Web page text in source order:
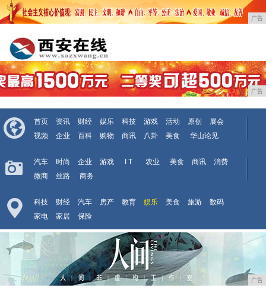
广告
广告
首页 资讯 财经 娱乐 科技 游戏 活动 原创
展会
视频
企业 百科 购物 商讯 八卦 美食 华山论见
汽车 时尚 企业 游戏 I T 农业 美食 商讯
消费
微商
丝路 商务
科技 财经 汽车 房产 教育 娱乐 美食 旅游
数码
家电
家居 保险
广告